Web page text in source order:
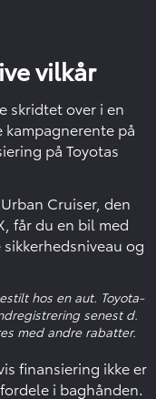
vilkår
skridtet over i en
kampagnerente på
på Toyotas
Cruiser, den
får du en bil med
og
hos en aut. Toyota-
senest d.
med andre rabatter.
finansiering ikke er
i baghånden.